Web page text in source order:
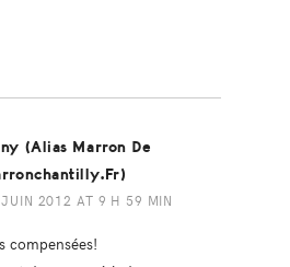
(alias Marron De
2012 AT 9 H 59 MIN
compensées!